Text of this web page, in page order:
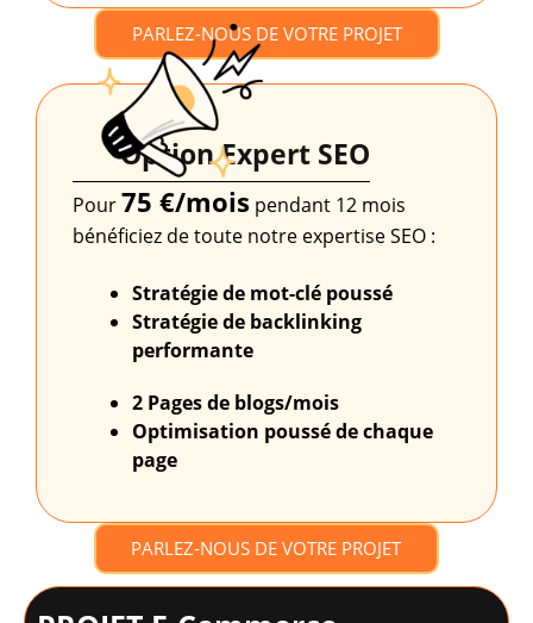
PARLEZ-NOUS DE VOTRE PROJET
Option Expert SEO
Pour75 €/mois pendant 12 mois
bénéficiez de toute notre expertise SEO :
Stratégie de mot-clé poussé
Stratégie de backlinking
performante
2 Pages de blogs/mois
Optimisation pousséde chaque
page
PARLEZ-NOUS DE VOTRE PROJET